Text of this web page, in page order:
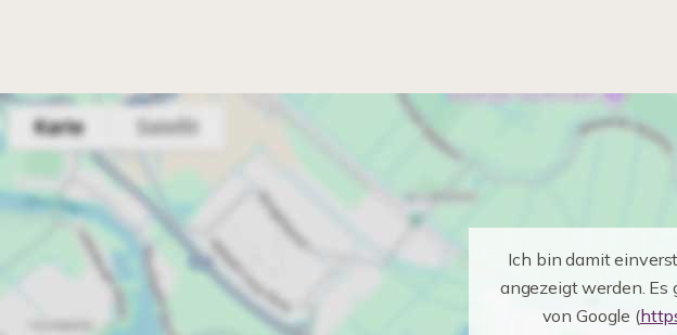
Ich bin damit
angezeigt werden.
von Google (